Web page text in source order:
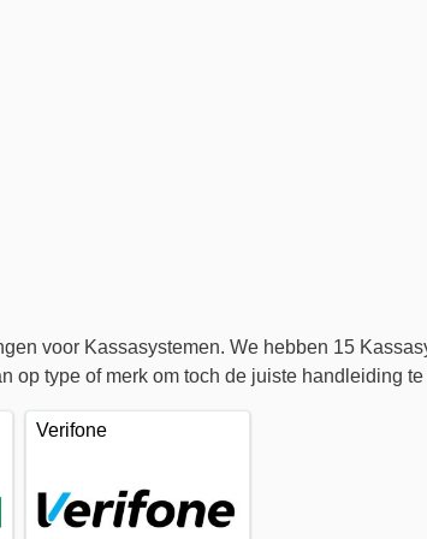
voor Kassasystemen. We hebben 15
op type of merk om toch de juiste handleiding
Verifone